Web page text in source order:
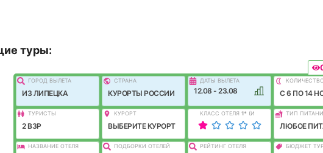
туры:
ГОРОД ВЫЛEТА
ИЗ ЛИПЕЦКА
СТРАНА
КУРОРТЫ РОССИИ
ДАТЫ ВЫЛЕТА
12.08 - 23.08 C 6 ПО 14
ТУРИСТЫ
2 ВЗР
КУРОРТ
ВЫБЕРИТЕ КУРОРТ
КЛАСС ОТЕЛЯ 1* (И
ЛУЧШЕ)
ТИП
ЛЮБОЕ
НАЗВАНИЕ ОТЕЛЯ ПОДБОРКИ ОТЕЛЕЙ РЕЙТИНГ ОТЕЛЯ БЮДЖЕТ